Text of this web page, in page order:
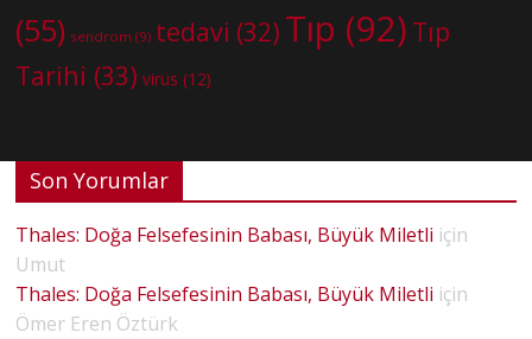
(55) sendrom (9) tedavi (32) Tıp (92) Tıp
Tarihi (33) virüs (12)
Son Yorumlar
Thales: Doğa Felsefesinin Babası, Büyük Miletli için
Umut
Thales: Doğa Felsefesinin Babası, Büyük Miletli için
Ömer Eren Öztürk